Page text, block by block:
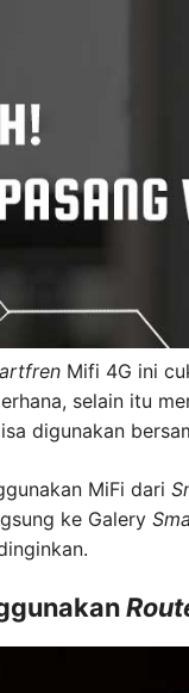
Mifi 4G ini
selain itu
digunakan
MiFi dari
ke Galery